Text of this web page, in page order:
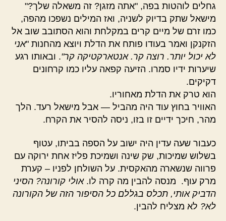
גחלים לוהטות בפה, "אתה מזגן? זה משאלה שלך?"
מישאל שתק בדיוק לשניה, ואז המילים נשפכו מהפה,
כמו זרם של מיים קרים במקלחת והוא הסתובב שוב אל
הזקנקן ואמר בעודו פותח את הדלת ויוצא מהחנות "אני
לא יכול יותר. רוצה קר. אנטארקטיקה קר". ובאותו רגע
שיערות ידיו סמרו. הזיעה קפאה עליו כמו קרחונים
דקיקים.
הוא טרק את הדלת מאחוריו.
האוויר בחוץ עוד היה מהביל — אבל מישאל רעד. הלך
מהר, חיכך ידיים זו בזו, ניסה להסיר את הקרח.
כעבור שעה עדין היה ישוב על הספה בביתו, עטוף
בשלוש שמיכות, שק שינה ושמיכת פליז אחת ירוקה עם
פרווה שנשארה מהאקסית. על השולחן לפניו – קערת
מרק עוף. מנסה להבין מה קרה לו.אולי קורונה? הסיני
הדביק אותי, תכלס בגללם כל הסיפור הזה של הקורונה
לא? לא מצליח להבין.